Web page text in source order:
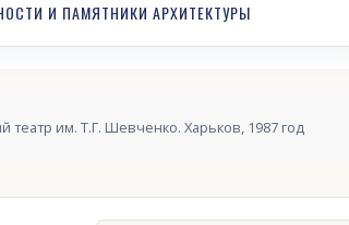
И ПАМЯТНИКИ АРХИТЕКТУРЫ
театр им. Т.Г. Шевченко. Харьков, 1987 год